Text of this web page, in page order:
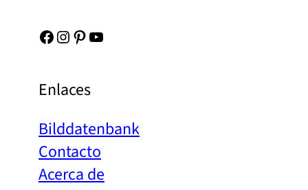
Facebook Instagram Pinterest YouTube
Enlaces
Bilddatenbank
Contacto
Acerca de